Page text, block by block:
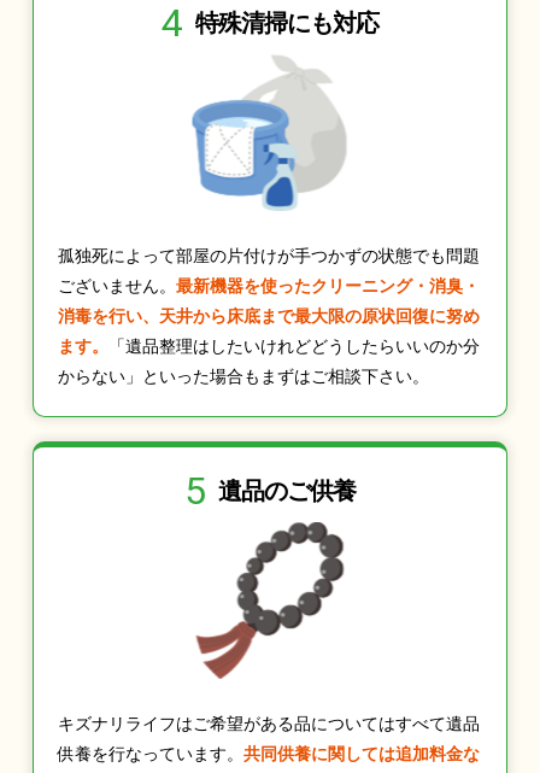
4 特殊清掃にも対応
孤独死によって部屋の片付けが手つかずの状態でも問題
ございません。 最新機器を使ったクリーニング・消臭・
消毒を行い、天井から床底まで最大限の原状回復に努め
ます。
「遺品整理はしたいけれどどうしたらいいのか分
からない」といった場合もまずはご相談下さい。
5 遺品のご供養
キズナリライフはご希望がある品についてはすべて遺品
供養を行なっています。 共同供養に関しては追加料金な